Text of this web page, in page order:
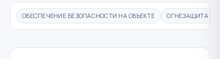
ОБЕСПЕЧЕНИЕ БЕЗОПАСНОСТИ НА ОБЪЕКТЕ ОГНЕЗАЩИТА